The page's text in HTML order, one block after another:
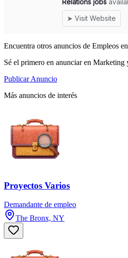
Encuentra otros anuncios de Empleos
Sé el primero en anunciar en Marketing
Publicar Anuncio
Más anuncios de interés
Proyectos Varios
Demandante de empleo
The Bronx, NY